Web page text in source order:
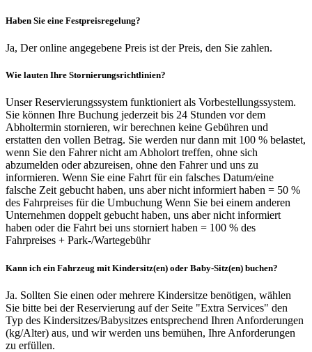
Haben Sie eine Festpreisregelung?
Ja, Der online angegebene Preis ist der Preis, den Sie zahlen.
Wie lauten Ihre Stornierungsrichtlinien?
Unser Reservierungssystem funktioniert als Vorbestellungssystem.
Sie können Ihre Buchung jederzeit bis 24 Stunden vor dem
Abholtermin stornieren, wir berechnen keine Gebühren und
erstatten den vollen Betrag. Sie werden nur dann mit 100 % belastet,
wenn Sie den Fahrer nicht am Abholort treffen, ohne sich
abzumelden oder abzureisen, ohne den Fahrer und uns zu
informieren. Wenn Sie eine Fahrt für ein falsches Datum/eine
falsche Zeit gebucht haben, uns aber nicht informiert haben = 50 %
des Fahrpreises für die Umbuchung Wenn Sie bei einem anderen
Unternehmen doppelt gebucht haben, uns aber nicht informiert
haben oder die Fahrt bei uns storniert haben = 100 % des
Fahrpreises + Park-/Wartegebühr
Kann ich ein Fahrzeug mit Kindersitz(en) oder Baby-Sitz(en) buchen?
Ja. Sollten Sie einen oder mehrere Kindersitze benötigen, wählen
Sie bitte bei der Reservierung auf der Seite "Extra Services" den
Typ des Kindersitzes/Babysitzes entsprechend Ihren Anforderungen
(kg/Alter) aus, und wir werden uns bemühen, Ihre Anforderungen
zu erfüllen.